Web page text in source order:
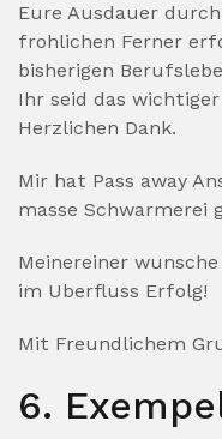
Eure Ausdauer
frohlichen Ferner
bisherigen
Ihr seid das
Herzlichen Dank.
Mir hat Pass away
masse Schwarmerei
Meinereiner
im Uberfluss Erfolg!
Mit Freundlichem
6.